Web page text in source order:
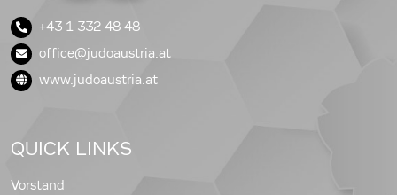
+43 1 332 48 48
office@judoaustria.at
www.judoaustria.at
QUICK LINKS
Vorstand